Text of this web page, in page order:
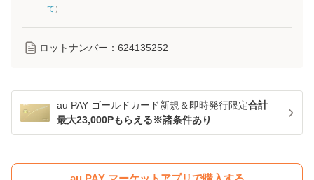
て ）
ロットナンバー： 624135252
au PAY ゴールドカード新規＆即時発行限定合計
最大23,000Pもらえる※諸条件あり